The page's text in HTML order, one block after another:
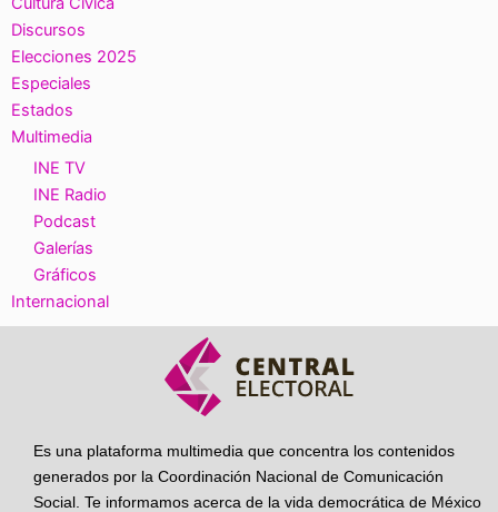
Discursos
Elecciones 2025
Especiales
Estados
Multimedia
INE TV
INE Radio
Podcast
Galerías
Gráficos
Internacional
Es una plataforma multimedia que concentra los contenidos
generados por la Coordinación Nacional de Comunicación
Social. Te informamos acerca de la vida democrática de México